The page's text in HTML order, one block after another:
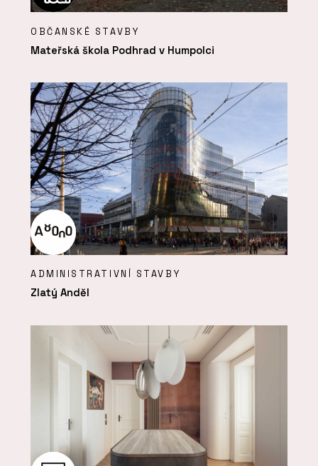
OBČANSKÉ STAVBY
Mateřská škola Podhrad v Humpolci
ADMINISTRATIVNÍ STAVBY
Zlatý Anděl